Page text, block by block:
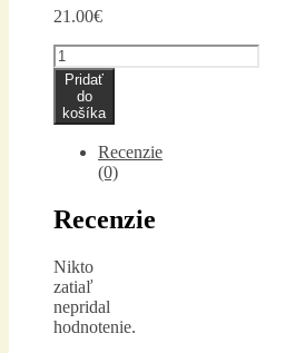
21.00€
množstvo
R-
304
SILVER
Pridať
do
košíka
Recenzie
(0)
Recenzie
Nikto
zatiaľ
nepridal
hodnotenie.